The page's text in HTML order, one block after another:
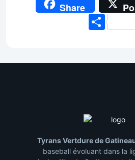
Share
Tyrans Vertdure de
baseball évoluant dans la